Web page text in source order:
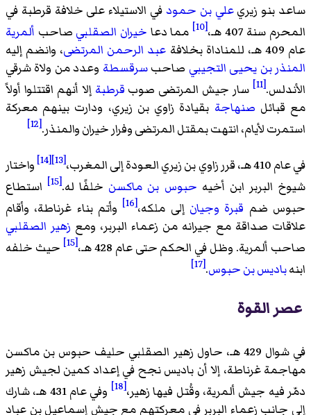
ساعد بنو زيريعلي بن حمودفي الاستيلاء على خلافة قرطبة في
المحرم سنة 407 هـ،
[10] مما دعا خيران الصقلبي صاحب ألمرية
عام 409 هـ، للمناداة بخلافة
عبد الرحمن المرتضى، وانضم إليه
المنذر بن يحيى التجيبي صاحبسرقسطة وعدد من ولاة شرقي
الأندلس.[11] سار جيش المرتضى صوب قرطبة إلا أنهم اقتتلوا أولاً
مع قبائل صنهاجة بقيادة زاوي بن زيري، ودارت بينهم معركة
استمرت لأيام، انتهت بمقتل المرتضى وفرار خيران والمنذر.[12]
في عام 410 هـ، قرر زاوي بن زيري العودة إلى المغرب، [13]
[14]
واختار
شيوخ البربر ابن أخيه حبوس بن ماكسن خلفًا له.[15]
استطاع
حبوس ضم قبرة وجيان إلى ملكه،[16]
وأتم بناء غرناطة، وأقام
علاقات صداقة مع جيرانه من زعماء البربر، ومع زهير الصقلبي
صاحب ألمرية. وظل في الحكم حتى عام 428 هـ،
[15]
حيث خلفه
ابنهباديس بن حبوس.
[17]
عصر القوة
في شوال 429 هـ، حاول زهير الصقلبي حليف حبوس بن ماكسن
مهاجمة غرناطة، إلا أن باديس نجح في إعداد كمين لجيش زهير
دمّر فيه جيش ألمرية، وقُتل فيها زهير،[18]
وفي عام 431 هـ، شارك
إلى جانب زعماء البربر في معركتهم مع جيش إسماعيل بن عباد